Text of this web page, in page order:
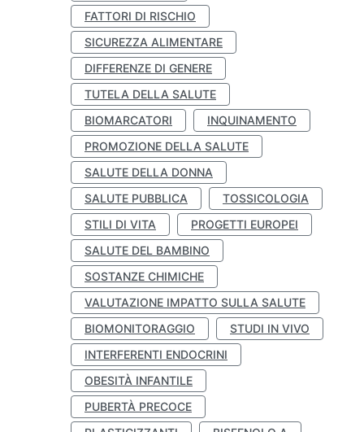
FATTORI DI RISCHIO
SICUREZZA ALIMENTARE
DIFFERENZE DI GENERE
TUTELA DELLA SALUTE
BIOMARCATORI
INQUINAMENTO
PROMOZIONE DELLA SALUTE
SALUTE DELLA DONNA
SALUTE PUBBLICA
TOSSICOLOGIA
STILI DI VITA
PROGETTI EUROPEI
SALUTE DEL BAMBINO
SOSTANZE CHIMICHE
VALUTAZIONE IMPATTO SULLA SALUTE
BIOMONITORAGGIO
STUDI IN VIVO
INTERFERENTI ENDOCRINI
OBESITÀ INFANTILE
PUBERTÀ PRECOCE